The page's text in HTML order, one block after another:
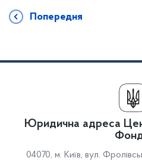
Попередня
Юридична адреса
04070, м. Київ, вул.